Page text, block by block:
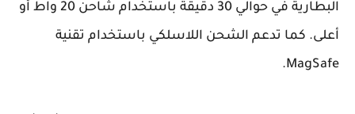
البطارية في حوالي 30 دقيقة باستخدام شاحن 20 واط أو
أعلى. كما تدعم الشحن اللاسلكي باستخدام تقنية
MagSafe.